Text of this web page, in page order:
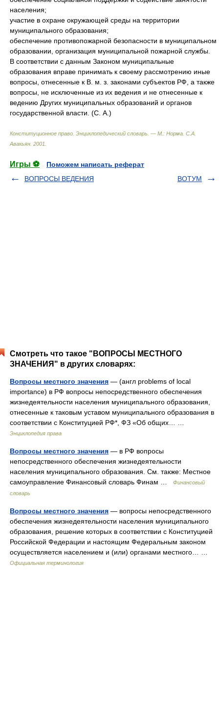
населения;
участие в охране окружающей среды на территории
муниципального образования;
обеспечение противопожарной безопасности в муниципальном
образовании, организация муниципальной пожарной службы.
В соответствии с данным Законом муниципальные
образования вправе принимать к своему рассмотрению иные
вопросы, отнесенные к В. м. з. законами субъектов РФ, а также
вопросы, не исключенные из их ведения и не отнесенные к
ведению Других муниципальных образований и органов
государственной власти. (С. А.)
Конституционное право. Энциклопедический словарь. — М.: Норма С.А.
Авакьян 2001
Игры ⚽
Поможем написать реферат
ВОПРОСЫ ВЕДЕНИЯ
ВОТУМ
Смотреть что такое "ВОПРОСЫ МЕСТНОГО
ЗНАЧЕНИЯ" в других словарях:
Вопросы местного значения — (англ problems of local
importance) в РФ вопросы непосредственного обеспечения
жизнедеятельности населения муниципального образования,
отнесенные к таковым уставом муниципального образования в
соответствии с Конституцией РФ*, ФЗ «Об общих… …
Энциклопедия права
Вопросы местного значения — в РФ вопросы
непосредственного обеспечения жизнедеятельности
населения муниципального образования. См. также: Местное
самоуправление Финансовый словарь Финам …
Финансовый
словарь
Вопросы местного значения — вопросы непосредственного
обеспечения жизнедеятельности населения муниципального
образования, решение которых в соответствии с Конституцией
Российской Федерации и настоящим Федеральным законом
осуществляется населением и (или) органами местного… …
Официальная терминология